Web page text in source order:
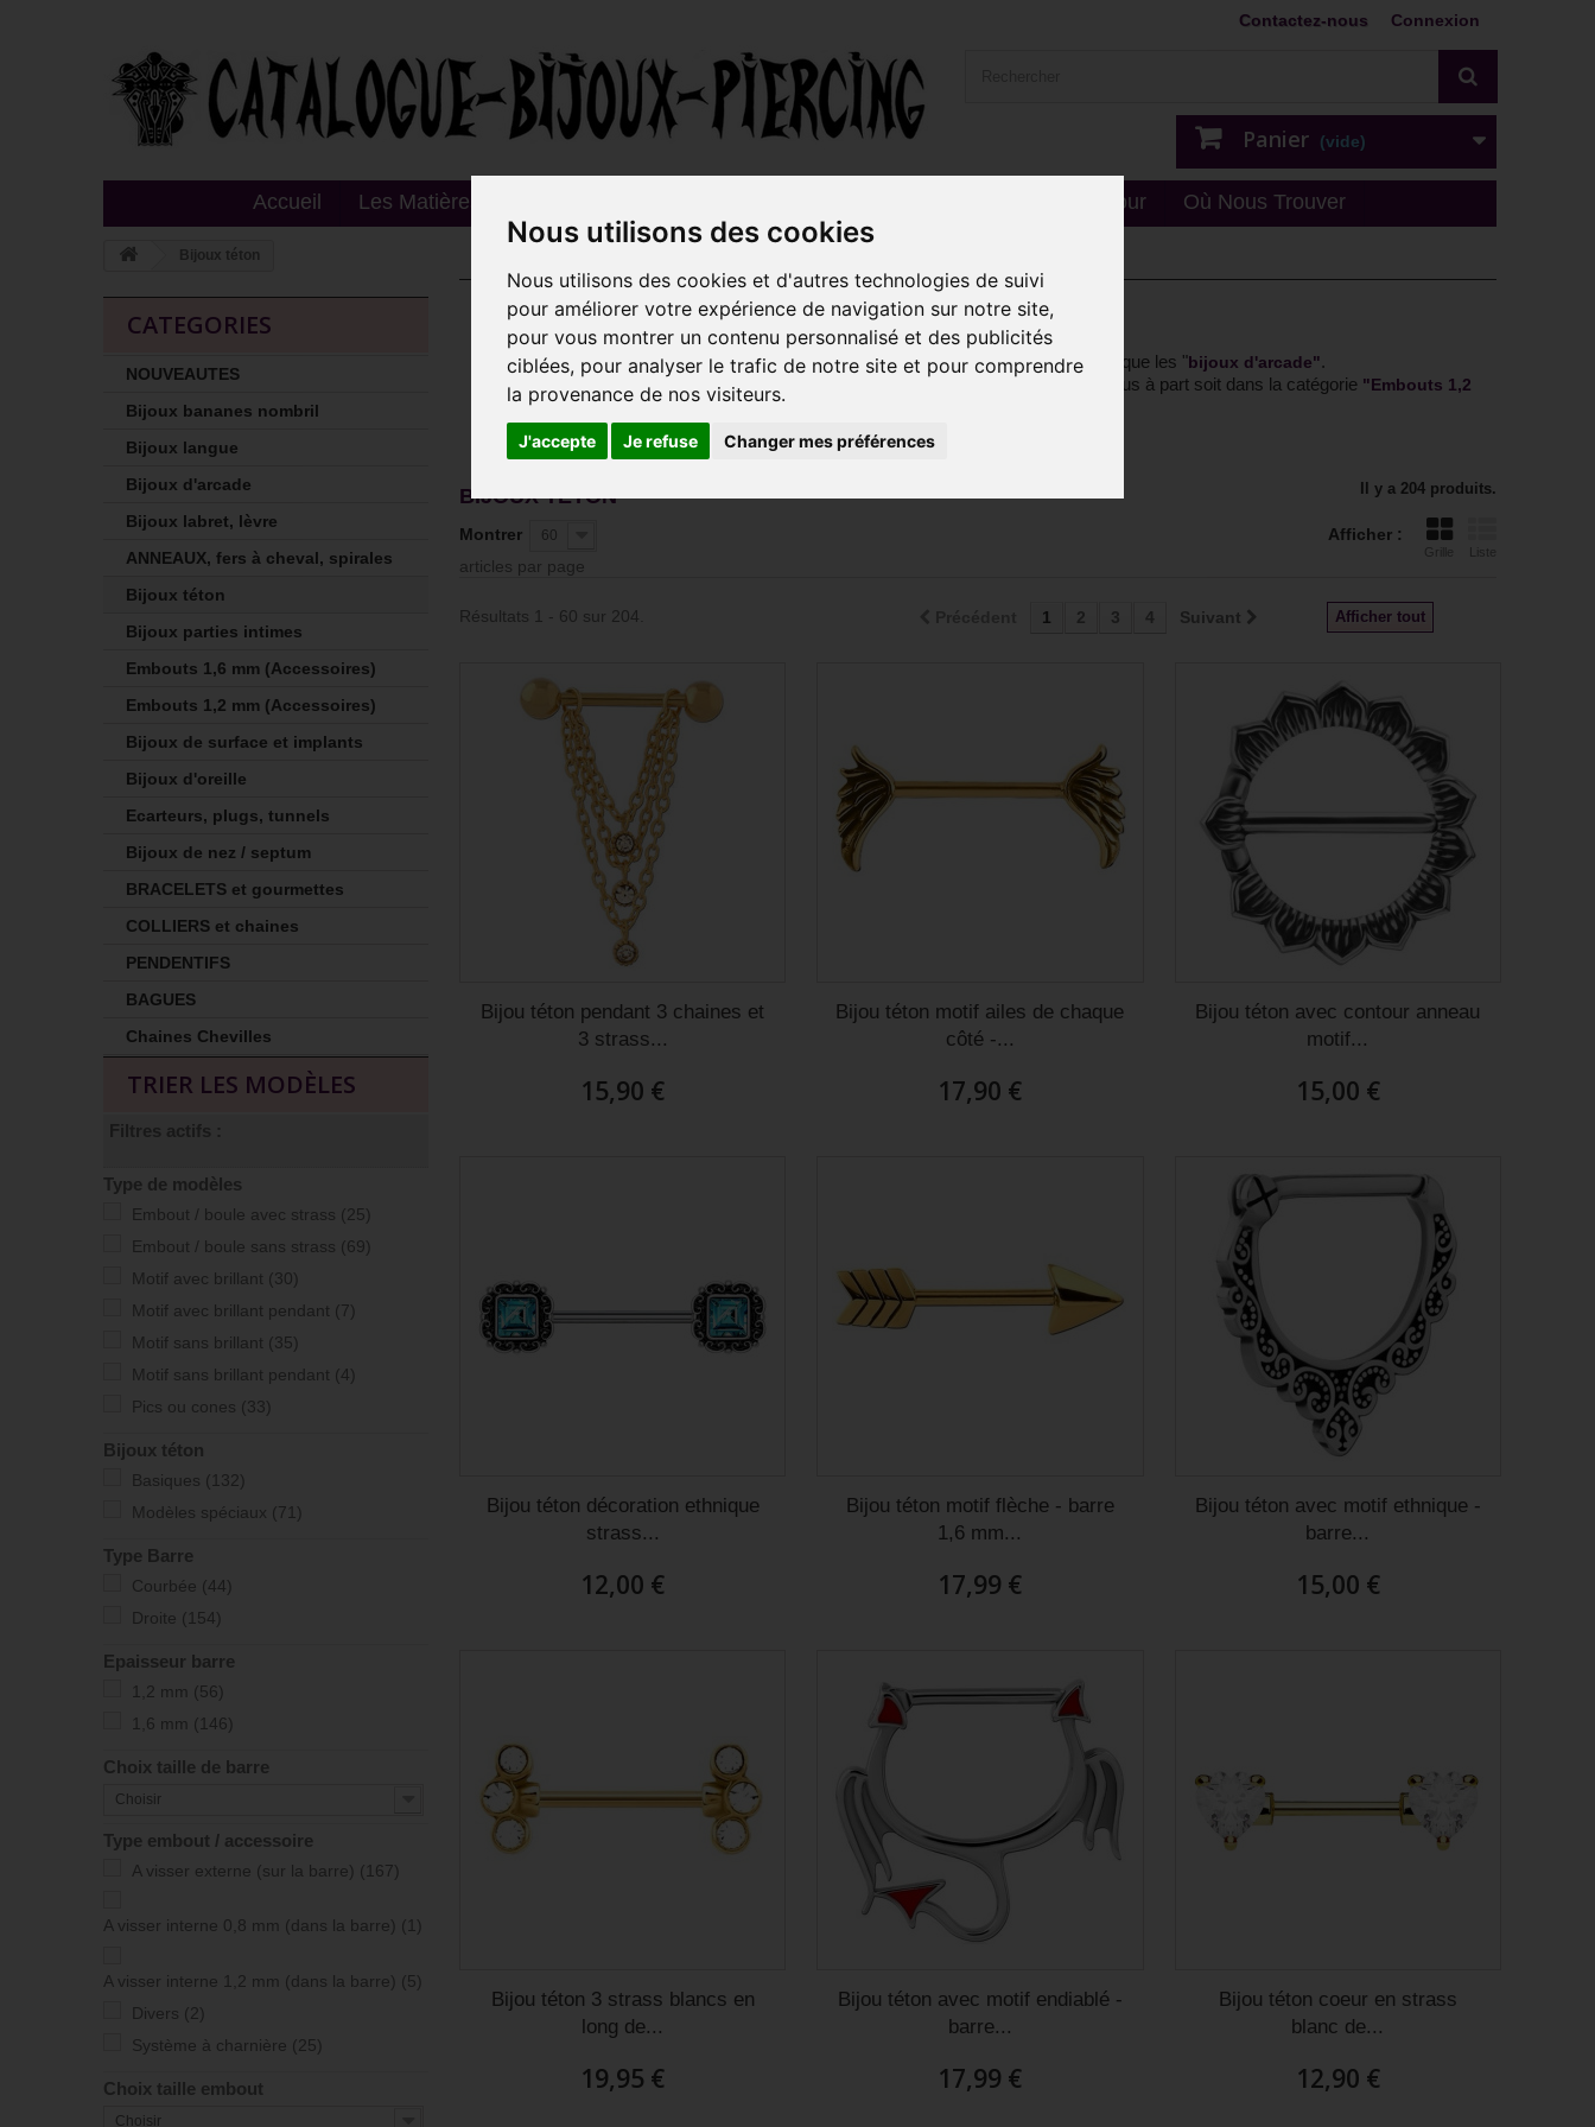
Nous utilisons des cookies
Nous utilisons des cookies et d'autres technologies de suivi
pour améliorer votre expérience de navigation sur notre site,
pour vous montrer un contenu personnalisé et des publicités
ciblées, pour analyser le trafic de notre site et pour comprendre
la provenance de nos visiteurs.
J'accepte Je refuse Changer mes préférences
Connexion
Contactez-nous
Panier (vide)
Accueil Les Matières Livraison - retour Où Nous Trouver
Bijoux téton
CATEGORIES
NOUVEAUTES
Bijoux bananes nombril
Bijoux langue
Bijoux d'arcade
Bijoux labret, lèvre
ANNEAUX, fers à cheval, spirales
Bijoux téton
Bijoux parties intimes
Embouts 1,6 mm (Accessoires)
Embouts 1,2 mm (Accessoires)
Bijoux de surface et implants
Bijoux d'oreille
Ecarteurs, plugs, tunnels
Bijoux de nez / septum
BRACELETS et gourmettes
COLLIERS et chaines
PENDENTIFS
BAGUES
Chaines Chevilles
TRIER LES MODÈLES
Type de modèles
Embout / boule avec strass (25)
Embout / boule sans strass (69)
Motif avec brillant (30)
Motif avec brillant pendant (7)
Motif sans brillant (35)
Motif sans brillant pendant (4)
Pics ou cones (33)
Bijoux téton
Basiques (132)
Modèles spéciaux (71)
Type Barre
Courbée (44)
Droite (154)
Epaisseur barre
1,2 mm (56)
1,6 mm (146)
Choix taille de barre
Choisir
Type embout / accessoire
A visser externe (sur la barre) (167)
A visser interne 0,8 mm (dans la barre) (1)
A visser interne 1,2 mm (dans la barre) (5)
Divers (2)
Système à charnière (25)
Choix taille embout
Choisir
Bijoux téton
Ici, vous trouverez des bijoux pour le téton très originaux.
Vous pouvez également adapter les "anneaux, fers à cheval et spirales", ainsi que les "bijoux d'arcade".
Ou encore composer vous-même votre bijou de téton grâce aux accessoires vendus à part soit dans la catégorie "Embouts 1,2
mm", soit dans la catégorie"Embouts 1,6 mm"
Détails
BIJOUX TÉTON Il y a 204 produits.
Afficher :
Grille Liste
Montrer 60
articles par page
Afficher tout
1 2 3 4 Suivant
Résultats 1 - 60 sur 204.
Bijou téton pendant 3 chaines et
3 strass...
15,90 €
Bijou téton motif ailes de chaque
côté -...
17,90 €
Bijou téton avec contour anneau
motif...
15,00 €
Bijou téton décoration ethnique
strass...
12,00 €
Bijou téton motif flèche - barre
1,6 mm...
17,99 €
Bijou téton avec motif ethnique -
barre...
15,00 €
Bijou téton 3 strass blancs en
long de...
19,95 €
Bijou téton avec motif endiablé -
barre...
17,99 €
Bijou téton coeur en strass
blanc de...
12,90 €